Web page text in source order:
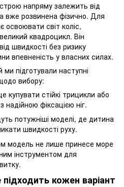
напряму залежить від
вже розвинена фізично. Для
освоювати світ коліс,
квадроцикл. Він
швидкості без ризику
впевненість у власних силах.
ми підготували наступні
вибору:
купувати стійкі трицикли або
надійною фіксацією ніг.
потужніші моделі, де дитина
швидкості руху.
модель не лише принесе море
інструментом для
кожен варіант